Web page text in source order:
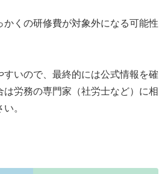
かくの研修費が対象外になる可能性
すいので、最終的には公式情報を確
は労務の専門家（社労士など）に相
。